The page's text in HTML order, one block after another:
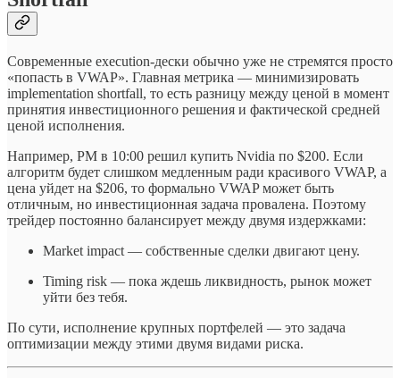
Современные execution-дески обычно уже не стремятся просто
«попасть в VWAP». Главная метрика — минимизировать
implementation shortfall, то есть разницу между ценой в момент
принятия инвестиционного решения и фактической средней
ценой исполнения.
Например, PM в 10:00 решил купить Nvidia по $200. Если
алгоритм будет слишком медленным ради красивого VWAP, а
цена уйдет на $206, то формально VWAP может быть
отличным, но инвестиционная задача провалена. Поэтому
трейдер постоянно балансирует между двумя издержками:
Market impact — собственные сделки двигают цену.
Timing risk — пока ждешь ликвидность, рынок может
уйти без тебя.
По сути, исполнение крупных портфелей — это задача
оптимизации между этими двумя видами риска.